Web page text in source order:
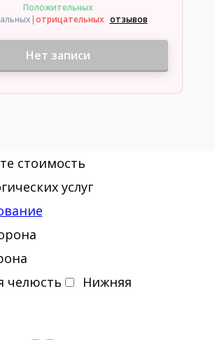
Положительных
|отрицательных отзывов
Нет записи
стоимость
услуг
челюсть
Нижняя